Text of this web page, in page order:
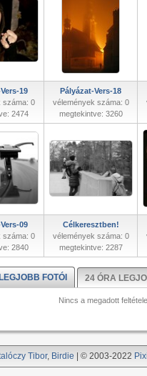
19
száma: 0
2474
Pályázat-Vers-18
vélemények száma: 0
megtekintve: 3260
09
száma: 0
2840
Célkeresztben!
vélemények száma: 0
megtekintve: 2287
FOTÓI 24 ÓRA
Nincs a megadott
Tibor, Birdie | © 2003-2022